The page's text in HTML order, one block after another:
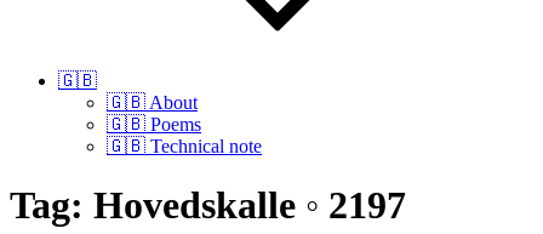
🇬🇧
🇬🇧 About
🇬🇧 Poems
🇬🇧 Technical note
Tag: Hovedskalle ◦ 2197